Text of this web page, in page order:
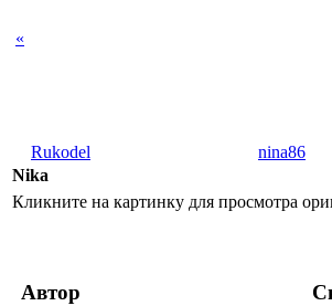
«
Rukodel nina86
Nika
Кликните на картинку для просмотра
Автор